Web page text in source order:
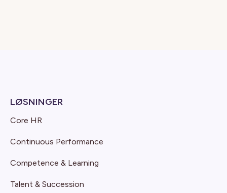
LØSNINGER
Core HR
Continuous Performance
Competence & Learning
Talent & Succession